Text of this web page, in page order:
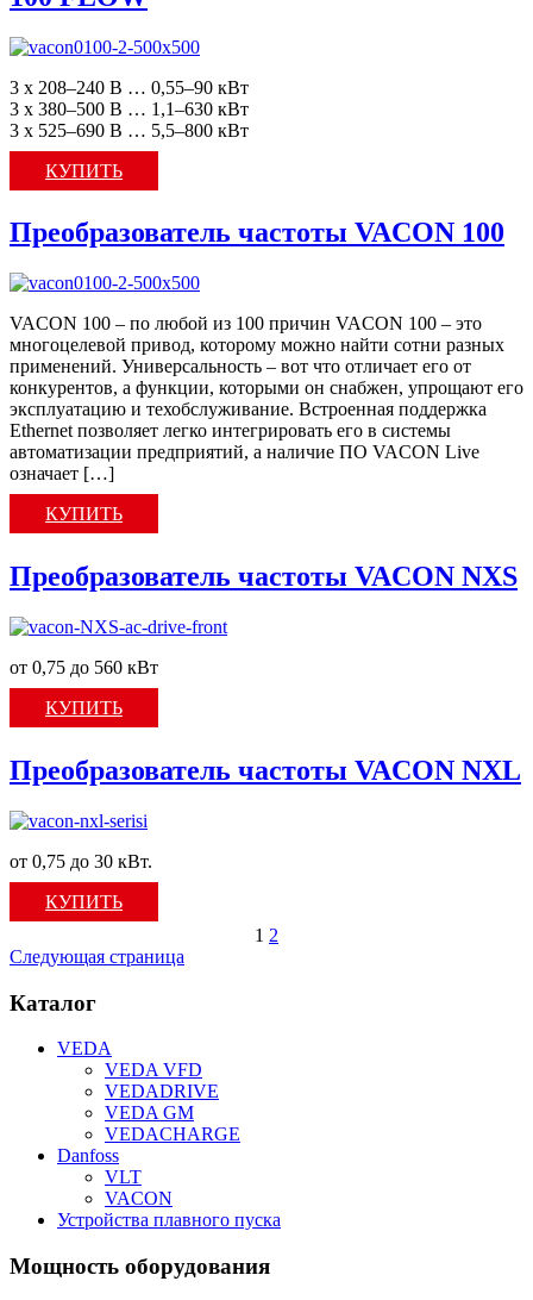
3 x 208–240 В … 0,55–90 кВт
3 x 380–500 В … 1,1–630 кВт
3 x 525–690 В … 5,5–800 кВт
КУПИТЬ
Преобразователь частоты VACON 100
VACON 100 – по любой из 100 причин VACON 100 – это
многоцелевой привод, которому можно найти сотни разных
применений. Универсальность – вот что отличает его от
конкурентов, а функции, которыми он снабжен, упрощают его
эксплуатацию и техобслуживание. Встроенная поддержка
Ethernet позволяет легко интегрировать его в системы
автоматизации предприятий, а наличие ПО VACON Live
означает […]
КУПИТЬ
Преобразователь частоты VACON NXS
от 0,75 до 560 кВт
КУПИТЬ
Преобразователь частоты VACON NXL
от 0,75 до 30 кВт.
КУПИТЬ
1 2
Следующая страница
Каталог
VEDA
VEDA VFD
VEDADRIVE
VEDA GM
VEDACHARGE
Danfoss
VLT
VACON
Устройства плавного пуска
Мощность оборудования